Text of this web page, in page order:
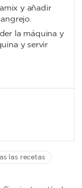
y añadir
la máquina y
y servir
las recetas